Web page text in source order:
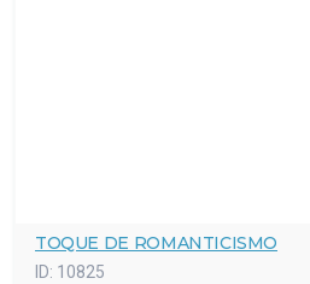
TOQUE DE ROMANTICISMO
ID: 10825